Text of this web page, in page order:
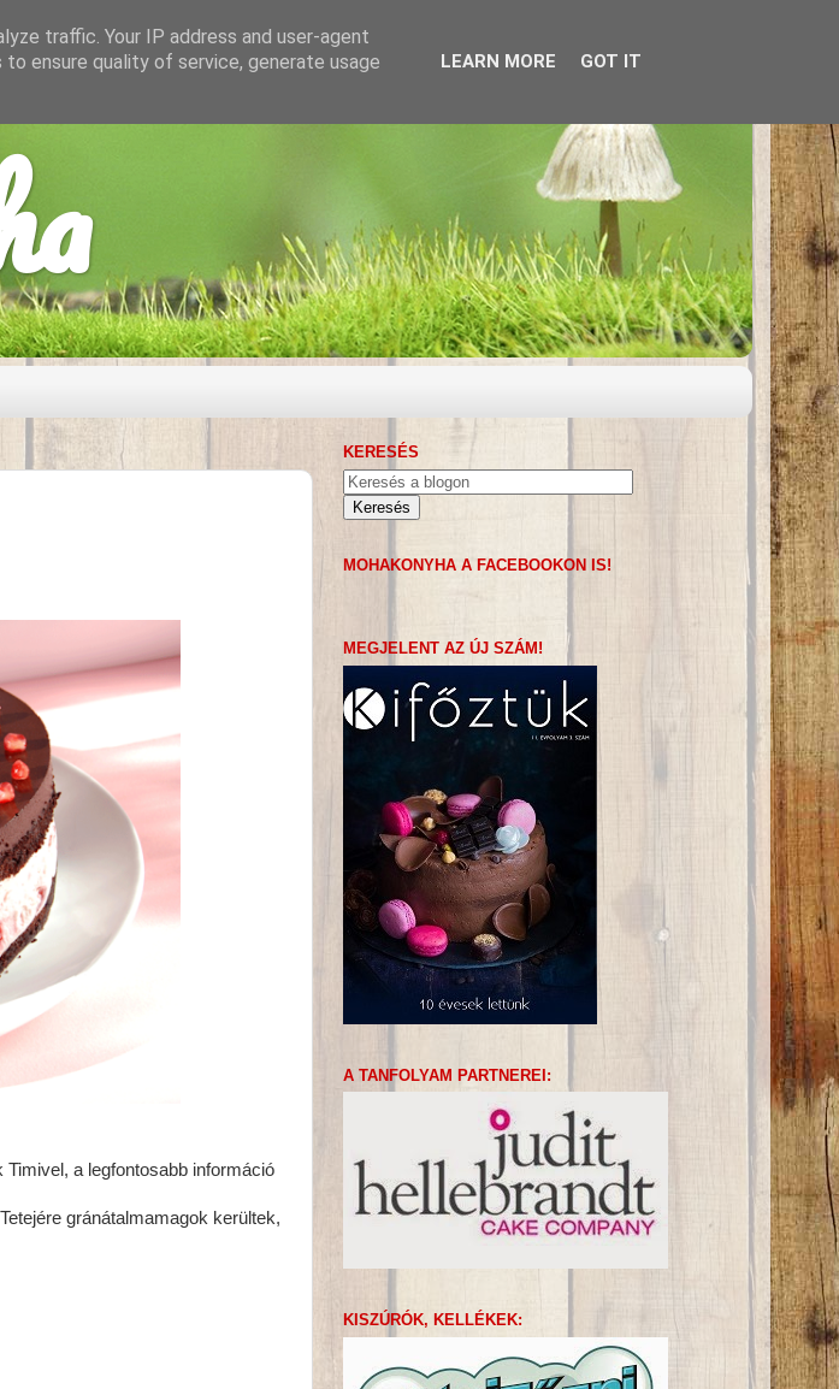
a legfontosabb információ
gránátalmamagok kerültek,
KERESÉS
MOHAKONYHA A FACEBOOKON IS!
MEGJELENT AZ ÚJ SZÁM!
A TANFOLYAM PARTNEREI:
KISZÚRÓK, KELLÉKEK:
traffic. Your IP address and user-agent
ensure quality of service, generate usage
LEARN MORE GOT IT